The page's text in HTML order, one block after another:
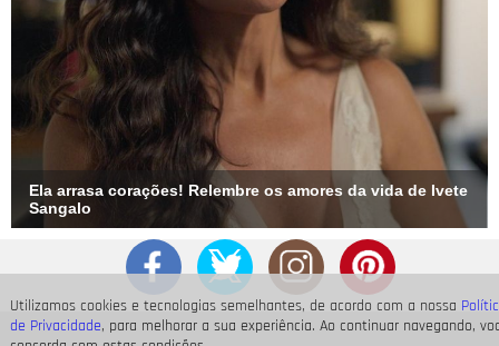
Utilizamos cookies e tecnologias semelhantes, de acordo com a nossa
de Privacidade, para melhorar a sua experiência. Ao continuar navegando,
Ela arrasa corações! Relembre os amores da vida de Ivete
Sangalo